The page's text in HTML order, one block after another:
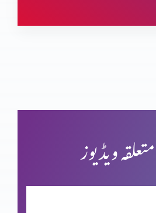
کی تائیدکرتے ہیں؟(حصہ چہارم)
کی تائید کرتے ہیں؟ (حصہ 1)
ویڈیوز